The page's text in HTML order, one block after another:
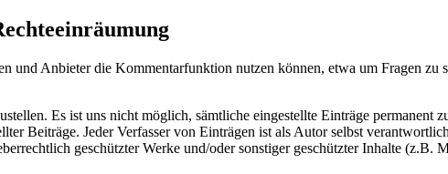
und Anbieter die Kommentarfunktion nutzen können, etwa um Fragen
Es ist uns nicht möglich, sämtliche eingestellte Einträge permanent
Beiträge. Jeder Verfasser von Einträgen ist als Autor selbst
geschützter Werke und/oder sonstiger geschützter Inhalte (z.B.